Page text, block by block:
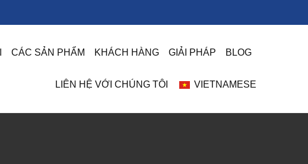
CÁC SẢN PHẨM KHÁCH HÀNG GIẢI PHÁP BLOG
LIÊN HỆ VỚI CHÚNG TÔI VIETNAMESE